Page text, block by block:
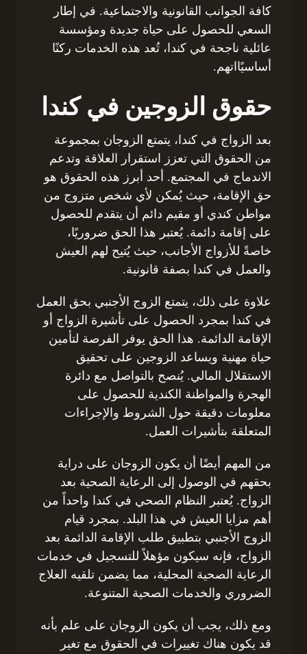
كافة الجوانب القانونية والاجتماعية. في إطار
السعي للحصول على حياة جديدة ومؤسسة
عائلية ناجحة في كندا، تُعد هذه الخدمات ركنًا
أساسيًااتهم.
حقوق الزوجين في كندا
بعد الزواج في كندا، يتمتع الزوجان بمجموعة
من الحقوق التي تعزز استقرار العلاقة وتدعم
الاندماج في المجتمع. أحد أبرز هذه الحقوق هو
حق الإقامة، حيث يُمكن لأي شخص متزوج من
مواطن كندي أو مقيم دائم أن يتقدم للحصول
على إقامة دائمة. يُعتبر هذا الحق ضروريًا،
خاصةً للأزواج الأجانب، حيث يُتيح لهم العيش
والعمل في كندا بصفة قانونية.
علاوة على ذلك، يتمتع الزوج الأجنبي بحق العمل
في كندا بمجرد الحصول على تأشيرة الزواج أو
الإقامة الدائمة. هذا الحق يوفر الفرصة لتأمين
حياة مهنية ويساعد الزوجين على تحقيق
الاستقلال المالي. يُنصح بالتواصل مع دائرة
الهجرة والمواطنة الكندية للحصول على
معلومات دقيقة حول الشروط والإجراءات
المتعلقة بتأشيرات العمل.
من المهم أيضًا أن يكون الزوجان على دراية
بحقهم في الوصول إلى الرعاية الصحية بعد
الزواج. يُعتبر النظام الصحي في كندا واحداً من
أهم مزايا العيش في هذا البلد. بمجرد قيام
الزوج الأجنبي بتطبيق طلب الإقامة الدائمة بعد
الزواج، فإنه سيكون مؤهلاً للتسجيل في خدمات
الرعاية الصحية المحلية، مما يضمن تلقيه العلاج
الضروري والخدمات الصحية المتنوعة.
ومع ذلك، يجب أن يكون الزوجان على علم بأنه
قد يكون هناك تغييرات في الحقوق مع تغير